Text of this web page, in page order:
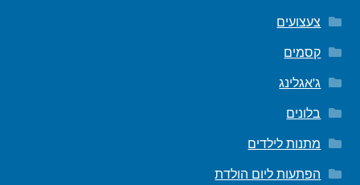
צעצועים
קסמים
ג'אגלינג
בלונים
מתנות לילדים
הפתעות ליום הולדת